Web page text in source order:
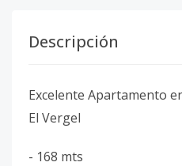
Descripción
Excelente Apartamento
El Vergel
- 168 mts